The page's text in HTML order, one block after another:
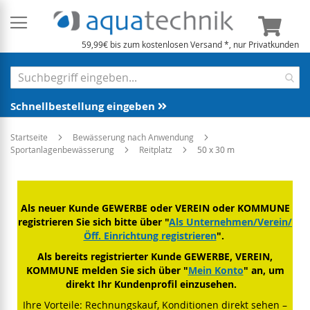
59,99€ bis zum kostenlosen Versand *, nur Privatkunden
Mein
Schnellbestellung eingeben
Startseite
Bewässerung nach Anwendung
Sportanlagenbewässerung
Reitplatz 50 x 30 m
Als neuer Kunde GEWERBE oder VEREIN oder KOMMUNE
registrieren Sie sich bitte über "Als Unternehmen/Verein/
Öff. Einrichtung registrieren".
Als bereits registrierter Kunde GEWERBE, VEREIN,
KOMMUNE melden Sie sich über "Mein Konto" an, um
direkt Ihr Kundenprofil einzusehen.
Ihre Vorteile: Rechnungskauf, Konditionen direkt sehen –